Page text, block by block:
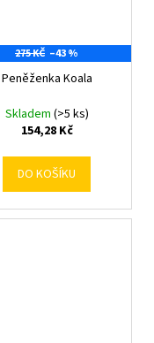
275 KČ –43 %
Peněženka Koala
Skladem (>5 ks)
154,28 Kč
DO KOŠÍKU